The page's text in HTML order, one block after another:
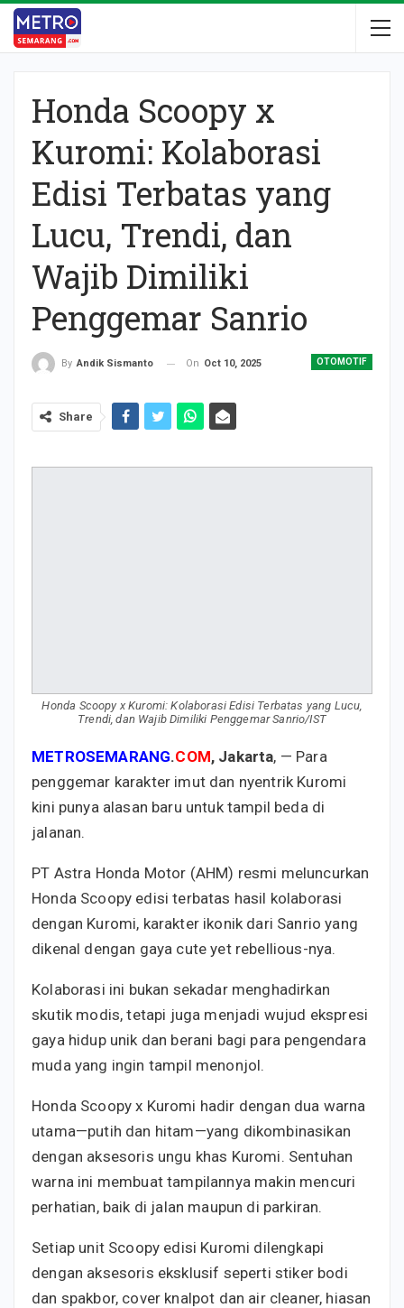
Honda Scoopy x
Kuromi: Kolaborasi
Edisi Terbatas yang
Lucu, Trendi, dan
Wajib Dimiliki
Penggemar Sanrio
OTOMOTIF
By Andik Sismanto On Oct 10, 2025
Share
Honda Scoopy x Kuromi: Kolaborasi Edisi Terbatas yang Lucu,
Trendi, dan Wajib Dimiliki Penggemar Sanrio/IST
METROSEMARANG.COM, Jakarta, — Para
penggemar karakter imut dan nyentrik Kuromi
kini punya alasan baru untuk tampil beda di
jalanan.
PT Astra Honda Motor (AHM) resmi meluncurkan
Honda Scoopy edisi terbatas hasil kolaborasi
dengan Kuromi, karakter ikonik dari Sanrio yang
dikenal dengan gaya cute yet rebellious-nya.
Kolaborasi ini bukan sekadar menghadirkan
skutik modis, tetapi juga menjadi wujud ekspresi
gaya hidup unik dan berani bagi para pengendara
muda yang ingin tampil menonjol.
Honda Scoopy x Kuromi hadir dengan dua warna
utama—putih dan hitam—yang dikombinasikan
dengan aksesoris ungu khas Kuromi. Sentuhan
warna ini membuat tampilannya makin mencuri
perhatian, baik di jalan maupun di parkiran.
Setiap unit Scoopy edisi Kuromi dilengkapi
dengan aksesoris eksklusif seperti stiker bodi
dan spakbor, cover knalpot dan air cleaner, hiasan